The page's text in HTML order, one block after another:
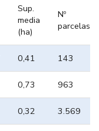
Sup.
media
(ha)
Nº
parcelas
0,41 143
0,73 963
0,32 3.569